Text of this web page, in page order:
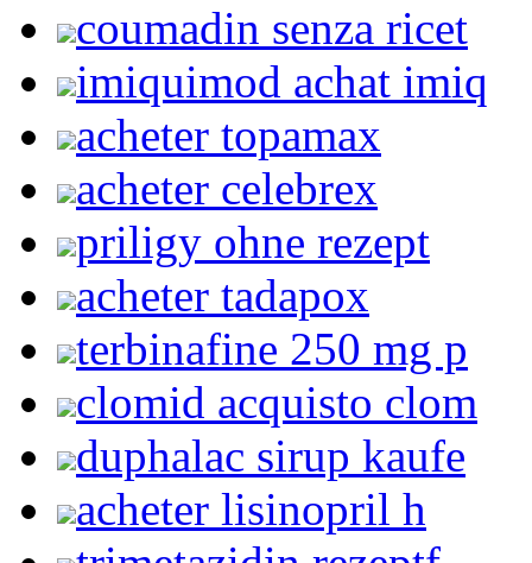
coumadin senza ricet
imiquimod achat imiq
acheter topamax
acheter celebrex
priligy ohne rezept
acheter tadapox
terbinafine 250 mg p
clomid acquisto clom
duphalac sirup kaufe
acheter lisinopril h